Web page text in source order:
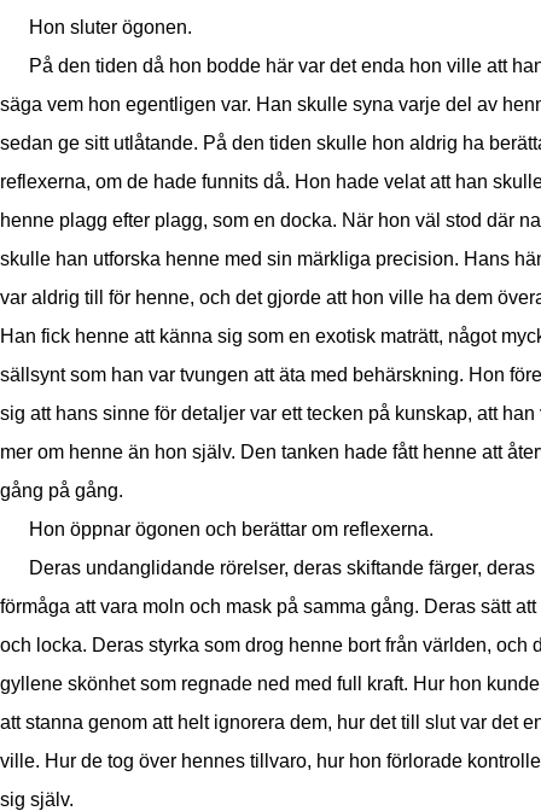
Hon sluter ögonen.
På den tiden då hon bodde här var det enda hon ville att
säga vem hon egentligen var. Han skulle syna varje del av
sedan ge sitt utlåtande. På den tiden skulle hon aldrig ha
reflexerna, om de hade funnits då. Hon hade velat att han
henne plagg efter plagg, som en docka. När hon väl stod där
skulle han utforska henne med sin märkliga precision. Hans
var aldrig till för henne, och det gjorde att hon ville ha dem
Han fick henne att känna sig som en exotisk maträtt, något
sällsynt som han var tvungen att äta med behärskning. Hon
sig att hans sinne för detaljer var ett tecken på kunskap, att han
mer om henne än hon själv. Den tanken hade fått henne att
gång på gång.
Hon öppnar ögonen och berättar om reflexerna.
Deras undanglidande rörelser, deras skiftande färger, deras
förmåga att vara moln och mask på samma gång. Deras sätt att
och locka. Deras styrka som drog henne bort från världen, och
gyllene skönhet som regnade ned med full kraft. Hur hon
att stanna genom att helt ignorera dem, hur det till slut var det
ville. Hur de tog över hennes tillvaro, hur hon förlorade
sig själv.